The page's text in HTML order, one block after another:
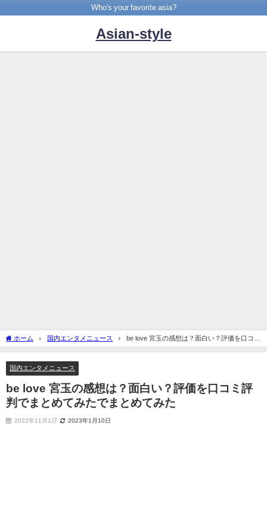
Who's your favorite asia?
Asian-style
ホーム 国内エンタメニュース
be love 宮玉の感想は？面白い？評価を口コミ
評判でまとめてみたでまとめてみた
国内エンタメニュース
be love 宮玉の感想は？面白い？評価を口コミ評
判でまとめてみたでまとめてみた
2022年11月1日 2023年1月10日